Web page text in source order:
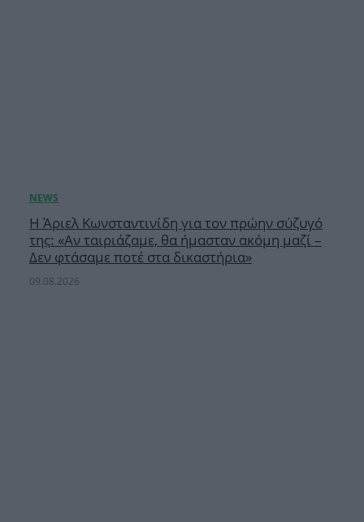
Η Άριελ Κωνσταντινίδη για τον πρώην σύζυγό
της: «Αν ταιριάζαμε, θα ήμασταν ακόμη μαζί –
Δεν φτάσαμε ποτέ στα δικαστήρια»
09.08.2026